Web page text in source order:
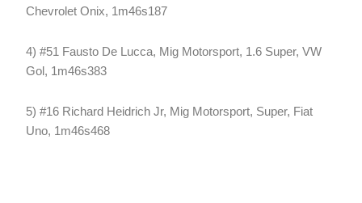
Chevrolet Onix, 1m46s187
4) #51 Fausto De Lucca, Mig Motorsport, 1.6 Super, VW
Gol, 1m46s383
5) #16 Richard Heidrich Jr, Mig Motorsport, Super, Fiat
Uno, 1m46s468